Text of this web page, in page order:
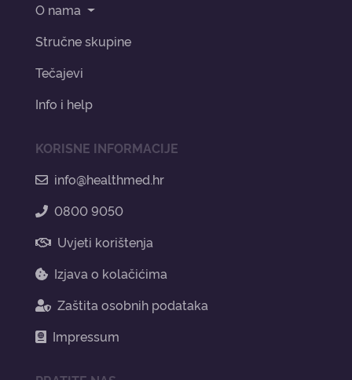
O nama
Stručne skupine
Tečajevi
Info i help
KORISNE INFORMACIJE
info@healthmed.hr
0800 9050
Uvjeti korištenja
Izjava o kolačićima
Zaštita osobnih podataka
Impressum